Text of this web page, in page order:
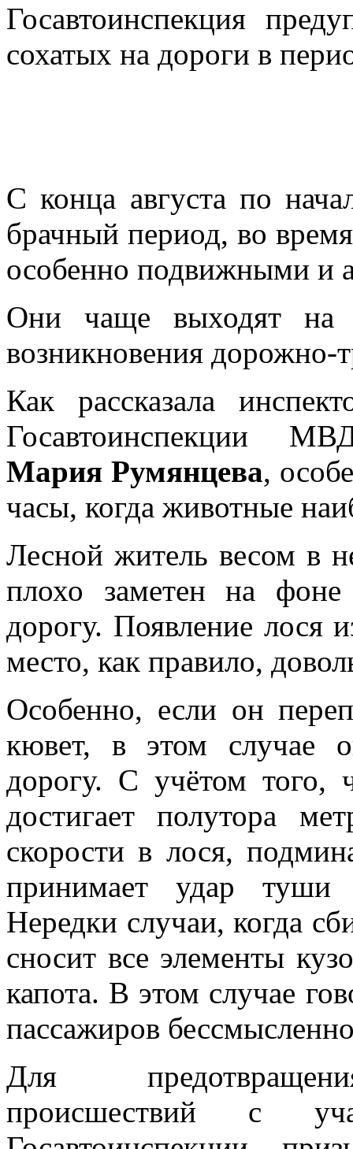
Госавтоинспекция
сохатых на дороги в
С конца августа по
брачный период, во
особенно подвижными и
Они чаще выходят на
возникновения дорожно-
Как рассказала
Госавтоинспекции
Мария Румянцева,
часы, когда животные
Лесной житель весом в
плохо заметен на фоне
дорогу. Появление лося
место, как правило,
Особенно, если он
кювет, в этом случае
дорогу. С учётом того,
достигает полутора
скорости в лося,
принимает удар туши
Нередки случаи, когда
сносит все элементы
капота. В этом случае
пассажиров
Для
происшествий с